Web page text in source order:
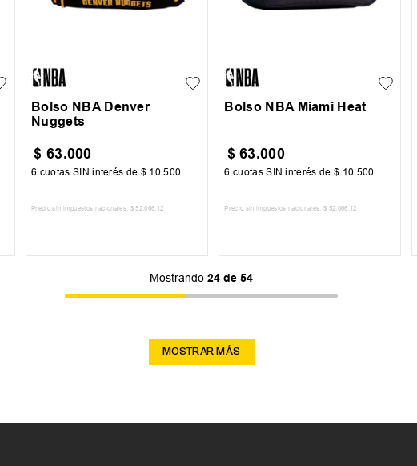
Bolso NBA Denver
Nuggets
$ 63.000
6 cuotas SIN interés de $ 10 .500
Precio sin impuestos nacionales: $ 52.066 12
Bolso NBA Miami Heat
$ 63.000
6 cuotas SIN interés de$ 10 500
Precio sin impuestos nacionales: $ 52 066 12
Mostrando24 de 54
MOSTRAR MÁS